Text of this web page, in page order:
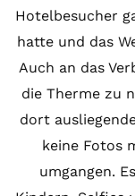
Hotelbesucher
hatte und das
Auch an das
die Therme zu
dort
keine Fotos
umgangen.